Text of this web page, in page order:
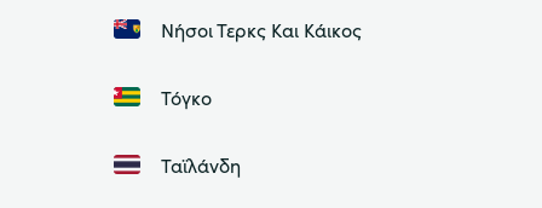
Νήσοι Τερκς Και Κάικος
Τόγκο
Ταϊλάνδη